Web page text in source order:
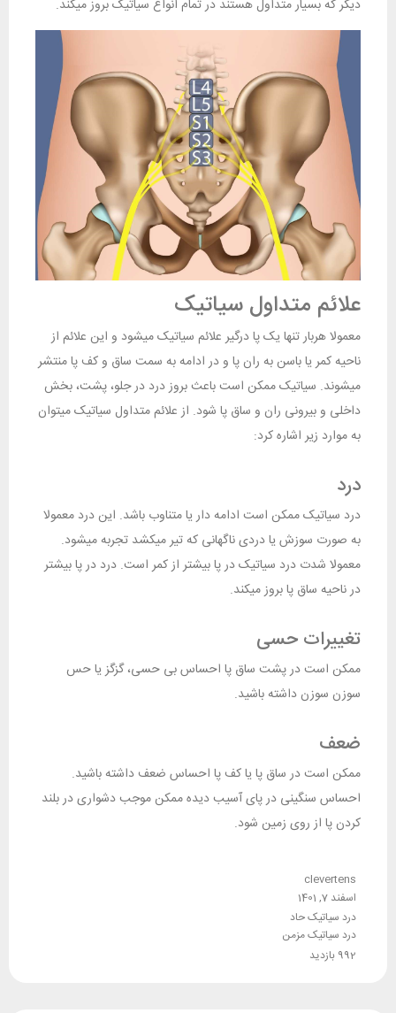
دیگر که بسیار متداول هستند در تمام انواع سیاتیک بروز میکند.
علائم متداول سیاتیک
معمولا هربار تنها یک پا درگیر علائم سیاتیک میشود و این علائم از
ناحیه کمر یا باسن به ران پا و در ادامه به سمت ساق و کف پا منتشر
میشوند. سیاتیک ممکن است باعث بروز درد در جلو، پشت، بخش
داخلی و بیرونی ران و ساق پا شود. از علائم متداول سیاتیک میتوان
به موارد زیر اشاره کرد:
درد
درد سیاتیک ممکن است ادامه دار یا متناوب باشد. این درد معمولا
به صورت سوزش یا دردی ناگهانی که تیر میکشد تجربه میشود.
معمولا شدت درد سیاتیک در پا بیشتر از کمر است. درد در پا بیشتر
در ناحیه ساق پا بروز میکند.
تغییرات حسی
ممکن است در پشت ساق پا احساس بی حسی، گزگز یا حس
سوزن سوزن داشته باشید.
ضعف
ممکن است در ساق پا یا کف پا احساس ضعف داشته باشید.
احساس سنگینی در پای آسیب دیده ممکن موجب دشواری در بلند
کردن پا از روی زمین شود.
clevertens
اسفند 7, 1401
درد سیاتیک حاد
درد سیاتیک مزمن
992 بازدید